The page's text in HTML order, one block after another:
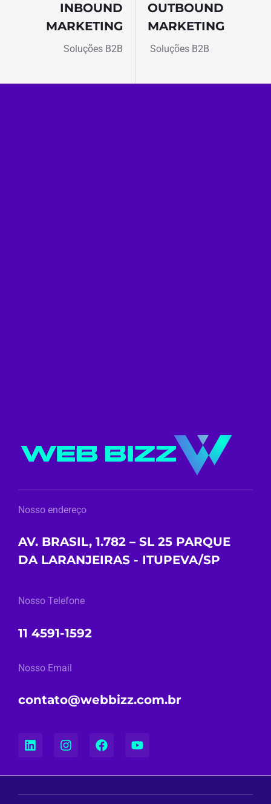
INBOUND
MARKETING
Soluções B2B
OUTBOUND
MARKETING
Soluções B2B
Nosso endereço
AV. BRASIL, 1.782 – SL 25 PARQUE
DA LARANJEIRAS - ITUPEVA/SP
Nosso Telefone
11 4591-1592
Nosso Email
contato@webbizz.com.br